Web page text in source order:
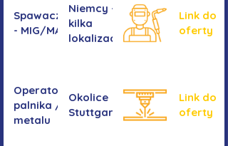
Spawacz/spawaczka
- MIG/MAG/TIG
Niemcy -
kilka
lokalizacji
Link do
oferty
Operator/operatorka
palnika / Cięcie
metalu
Okolice
Stuttgartu
Link do
oferty